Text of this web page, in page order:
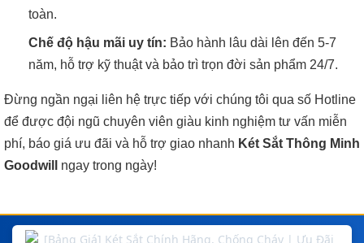
toàn.
Chế độ hậu mãi uy tín: Bảo hành lâu dài lên đến 5-7
năm, hỗ trợ kỹ thuật và bảo trì trọn đời sản phẩm 24/7.
Đừng ngần ngại liên hệ trực tiếp với chúng tôi qua số Hotline
để được đội ngũ chuyên viên giàu kinh nghiệm tư vấn miễn
phí, báo giá ưu đãi và hỗ trợ giao nhanh Két Sắt Thông Minh
Goodwill
ngay trong ngày!